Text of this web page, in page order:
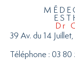
Dr
39 Av. du 14
Téléphone : 03